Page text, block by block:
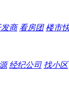
发商 看房团 楼市
经纪公司 找小区